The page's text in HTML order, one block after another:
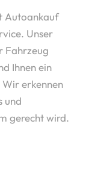
Autoankauf
Unser
Fahrzeug
Ihnen ein
erkennen
und
gerecht wird.